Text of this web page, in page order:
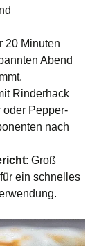
20 Minuten
Abend
Rinderhack
oder Pepper-
nach
: Groß
ein schnelles